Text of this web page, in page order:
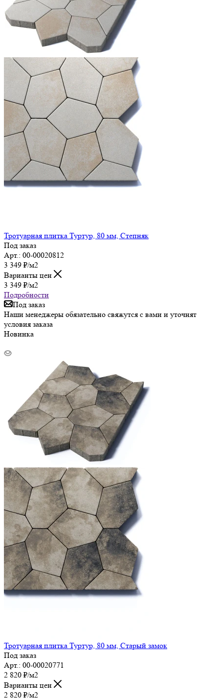
Тротуарная плитка Туртур, 80 мм, Степняк
Под заказ
Арт.: 00-00020812
3 349 ₽/м2
Варианты цен
3 349 ₽/м2
Подробности
Под заказ
Наши менеджеры обязательно свяжутся с вами и уточнят
условия заказа
Новинка
Тротуарная плитка Туртур, 80 мм, Старый замок
Под заказ
Арт.: 00-00020771
2 820 ₽/м2
Варианты цен
2 820 ₽/м2